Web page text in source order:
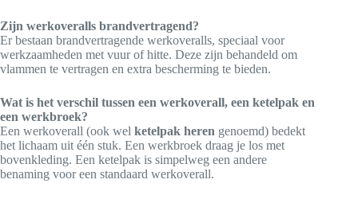
Zijn werkoveralls brandvertragend?
Er bestaan brandvertragende werkoveralls, speciaal voor
werkzaamheden met vuur of hitte. Deze zijn behandeld om
vlammen te vertragen en extra bescherming te bieden.
Wat is het verschil tussen een werkoverall, een ketelpak en
een werkbroek?
Een werkoverall (ook wel ketelpak heren genoemd) bedekt
het lichaam uit één stuk. Een werkbroek draag je los met
bovenkleding. Een ketelpak is simpelweg een andere
benaming voor een standaard werkoverall.